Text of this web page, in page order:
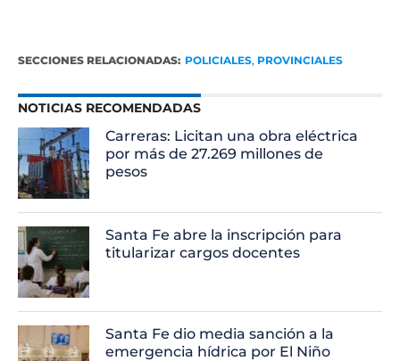
SECCIONES RELACIONADAS: POLICIALES, PROVINCIALES
NOTICIAS RECOMENDADAS
Carreras: Licitan una obra eléctrica
por más de 27.269 millones de
pesos
Santa Fe abre la inscripción para
titularizar cargos docentes
Santa Fe dio media sanción a la
emergencia hídrica por El Niño